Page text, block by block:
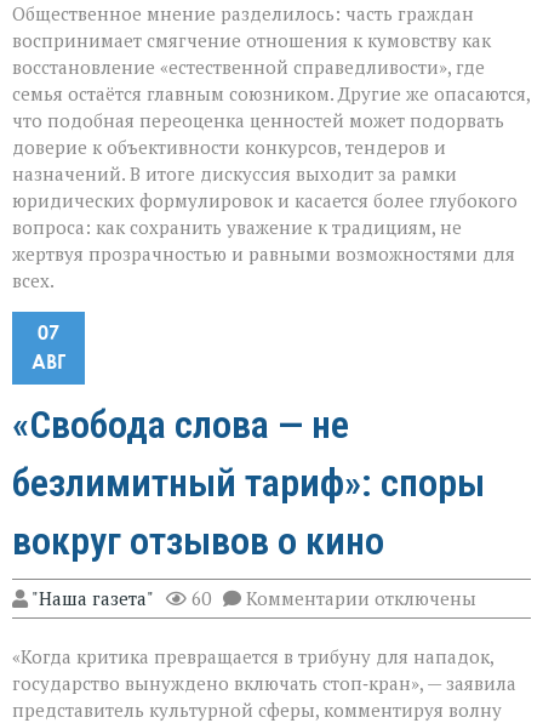
Общественное мнение разделилось: часть граждан
воспринимает смягчение отношения к кумовству как
восстановление «естественной справедливости», где
семья остаётся главным союзником. Другие же опасаются,
что подобная переоценка ценностей может подорвать
доверие к объективности конкурсов, тендеров и
назначений. В итоге дискуссия выходит за рамки
юридических формулировок и касается более глубокого
вопроса: как сохранить уважение к традициям, не
жертвуя прозрачностью и равными возможностями для
всех.
07
АВГ
«Свобода слова — не
безлимитный тариф»: споры
вокруг отзывов о кино
"Наша газета" 60 Комментарии к
записи
слова — не
безлимитный
тариф»:
отключены
«Когда критика превращается в трибуну для нападок,
государство вынуждено включать стоп‑кран», — заявила
представитель культурной сферы, комментируя волну